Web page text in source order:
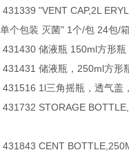
"VENT CAP,2L
个包装 灭菌" 1个/包 24包/
储液瓶 150ml方形
储液瓶，250ml方
1l三角摇瓶，透气
STORAGE
CENT